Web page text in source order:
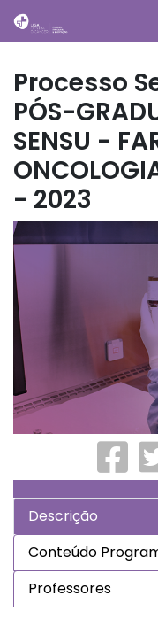
Processo
PÓS-
SENSU -
- 2023
Descrição
Conteúdo
Professores